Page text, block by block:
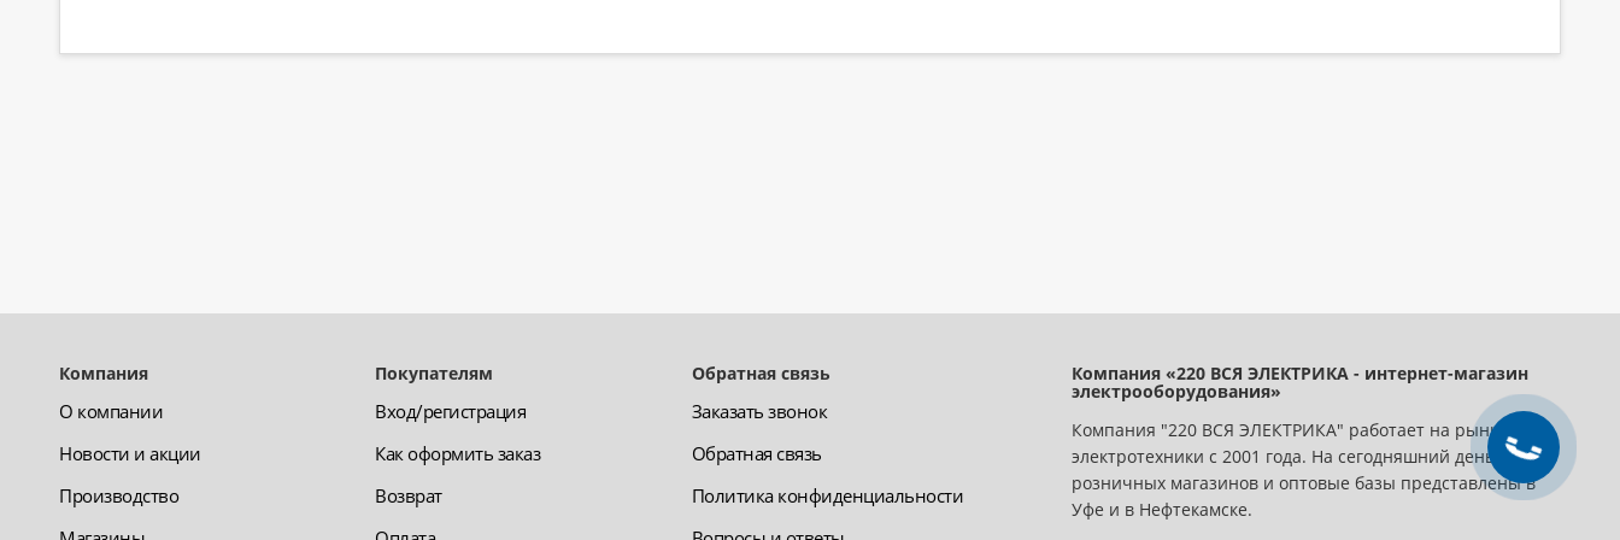
Компания
О компании
Новости и акции
Производство
Покупателям
Вход/регистрация
Как оформить заказ
Возврат
Обратная связь
Заказать звонок
Обратная связь
Политика конфиденциальности
Компания «220 ВСЯ ЭЛЕКТРИКА - интернет-магазин
электрооборудования»
Компания "220 ВСЯ ЭЛЕКТРИКА" работает на рынке
электротехники с 2001 года. На сегодняшний день сеть
розничных магазинов и оптовые базы представлены в
Уфе и в Нефтекамске.